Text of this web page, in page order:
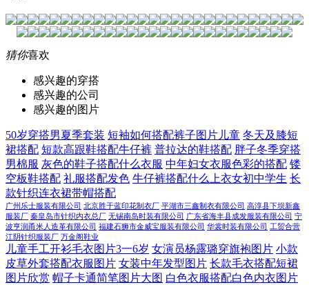
猜你喜欢
感兴趣的穿搭
感兴趣的公司
感兴趣的图片
50岁穿搭男夏季套装 短袖如何搭配裤子图片儿童 冬天及膝短
裙搭配 短款高跟鞋搭配牛仔裤 普拉达的鞋搭配 胖子冬季穿搭
男棉服 灰色的鞋子搭配什么衣服 中年妇女衣服色彩的搭配 镂
空板鞋搭配 礼服搭配发色 牛仔裤搭配什么上衣女初中学生 长
款针织连衣裙带帽搭配
广州乐士服装有限公司 北京胜于蓝印花制衣厂 平湖市三鑫制衣有限公司 高淳县下坝新鑫
服装厂 秦皇岛市针织内衣总厂 无锡南岛时装有限公司 广东省海丰县成发服装有限公司 宁
波亨润甬米人造革有限公司 福建石狮市金威宝服装有限公司 华裳时装有限公司 工贸合营
江阴针织服装厂 万金阁鞋业
儿童手工开衫毛衣图片3一6岁 女演员杨露璐穿旗袍图片 小款
皮草外套搭配衣服图片 女装中年发型图片 长款毛衣搭配短裙
图片欣赏 帽子卡通简笔图片大图 白色衣服搭配白色内衣图片